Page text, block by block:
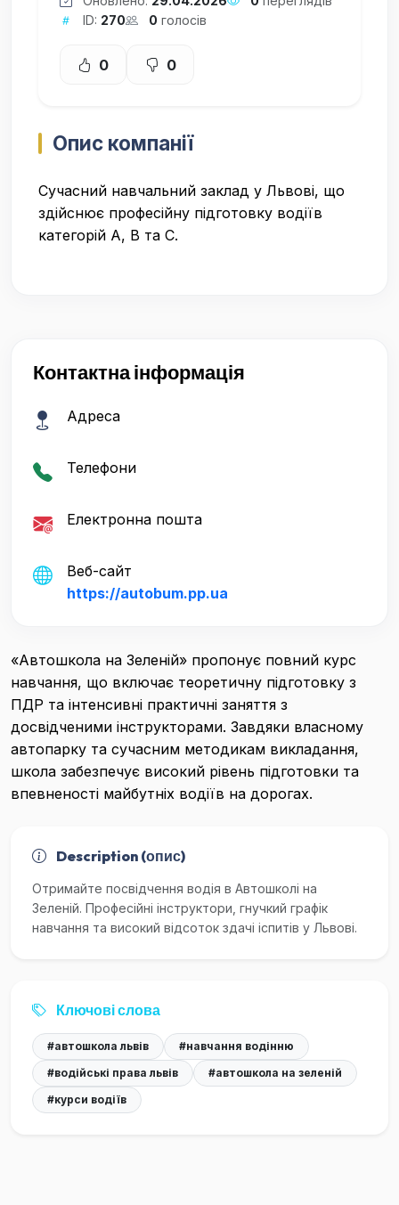
ID: 270 0 голосів
0 0
Опис компанії
Сучасний навчальний заклад у Львові, що
здійснює професійну підготовку водіїв
категорій A, B та C.
Контактна інформація
Адреса
Телефони
Електронна пошта
Веб-сайт
https://autobum.pp.ua
«Автошкола на Зеленій» пропонує повний курс
навчання, що включає теоретичну підготовку з
ПДР та інтенсивні практичні заняття з
досвідченими інструкторами. Завдяки власному
автопарку та сучасним методикам викладання,
школа забезпечує високий рівень підготовки та
впевненості майбутніх водіїв на дорогах.
Description (опис)
Отримайте посвідчення водія в Автошколі на
Зеленій. Професійні інструктори, гнучкий графік
навчання та високий відсоток здачі іспитів у Львові.
Ключові слова
#автошкола львів
#навчання водінню
#водійські права львів
#автошкола на зеленій
#курси водіїв